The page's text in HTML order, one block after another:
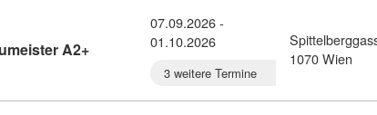
A2+Kursdetail: Deutsch für Bauarbeiter und
07.09.2026 -
01.10.2026
3 weitere Termine
1070 Wien